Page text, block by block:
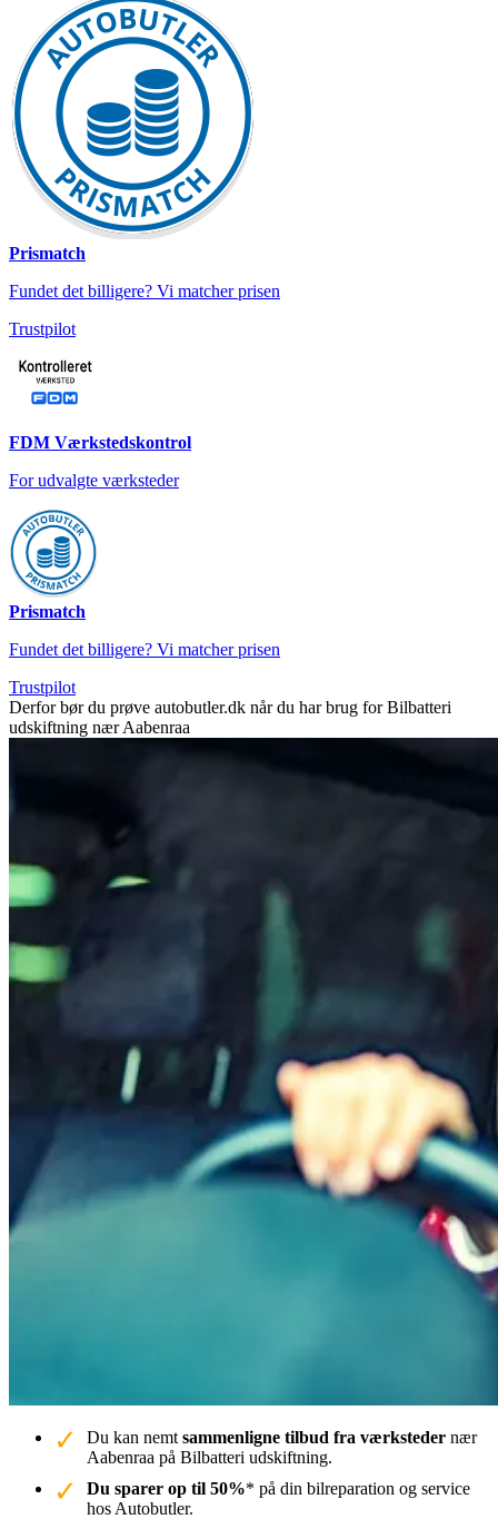
Prismatch
Fundet det billigere? Vi matcher prisen
Trustpilot
FDM Værkstedskontrol
For udvalgte værksteder
Prismatch
Fundet det billigere? Vi matcher prisen
Trustpilot
Derfor bør du prøve autobutler.dk når du har brug for Bilbatteri
udskiftning nær Aabenraa
Du kan nemt sammenligne tilbud fra værksteder nær
Aabenraa på Bilbatteri udskiftning.
Du sparer op til 50%* på din bilreparation og service
hos Autobutler.